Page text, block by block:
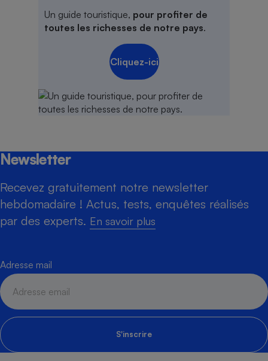
Un guide touristique, pour profiter de
toutes les richesses de notre pays.
Cliquez-ici
Newsletter
Recevez gratuitement notre newsletter
hebdomadaire ! Actus, tests, enquêtes réalisés
par des experts. En savoir plus
Adresse mail
S'inscrire